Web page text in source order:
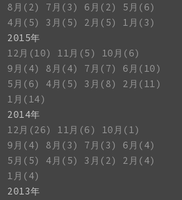
8月(2)
7月(3) 6月(2)
5月(6)
4月(5)
3月(5) 2月(5)
1月(3)
2015年
12月(10)
11月(5)
10月(6)
9月(4)
8月(4) 7月(7)
6月(10)
5月(6)
4月(5) 3月(8)
2月(11)
1月(14)
2014年
12月(26)
11月(6)
10月(1)
9月(4)
8月(3) 7月(3)
6月(4)
5月(5)
4月(5) 3月(2)
2月(4)
1月(4)
2013年